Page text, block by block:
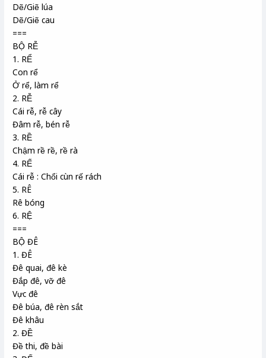
Dẽ/Giẽ lúa
Dẽ/Giẽ cau
===
BỘ RỄ
1. RỂ
Con rể
Ở rể, làm rể
2. RỄ
Cái rễ, rễ cây
Đâm rễ, bén rễ
3. RỀ
Chậm rề rề, rề rà
4. RẾ
Cái rễ : Chổi cùn rế rách
5. RÊ
Rê bóng
6. RỆ
===
BỘ ĐÊ
1. ĐÊ
Đê quai, đê kè
Đắp đê, vỡ đê
Vực đê
Đê búa, đê rèn sắt
Đê khâu
2. ĐỀ
Đề thi, đề bài